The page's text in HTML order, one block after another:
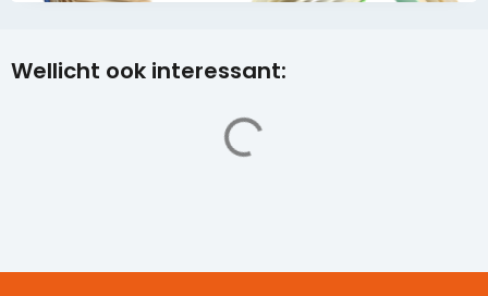
Wellicht ook interessant: